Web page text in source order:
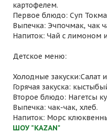
картофелем.
Первое блюдо: Суп
Выпечка: Эчпочмак, чак
Напиток: Чай с лимоном
Детское меню:
Холодные закуски:Салат
Горячая закуска:
Второе блюдо: Нагетсы
Выпечка: чак-чак, хлеб.
Напиток: Морс
ШОУ "KAZAN"